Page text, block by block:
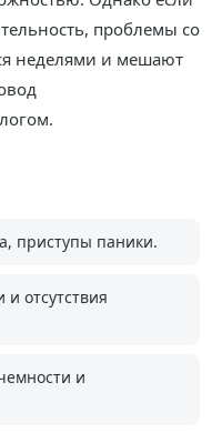
проблемы со
неделями и мешают
приступы паники.
отсутствия
и